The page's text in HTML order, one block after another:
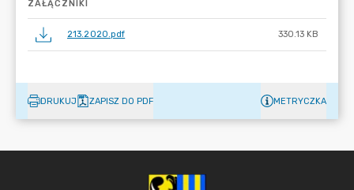
ZAŁĄCZNIKI
213.2020.pdf 330.13 KB
DRUKUJ ZAPISZ DO PDF METRYCZKA